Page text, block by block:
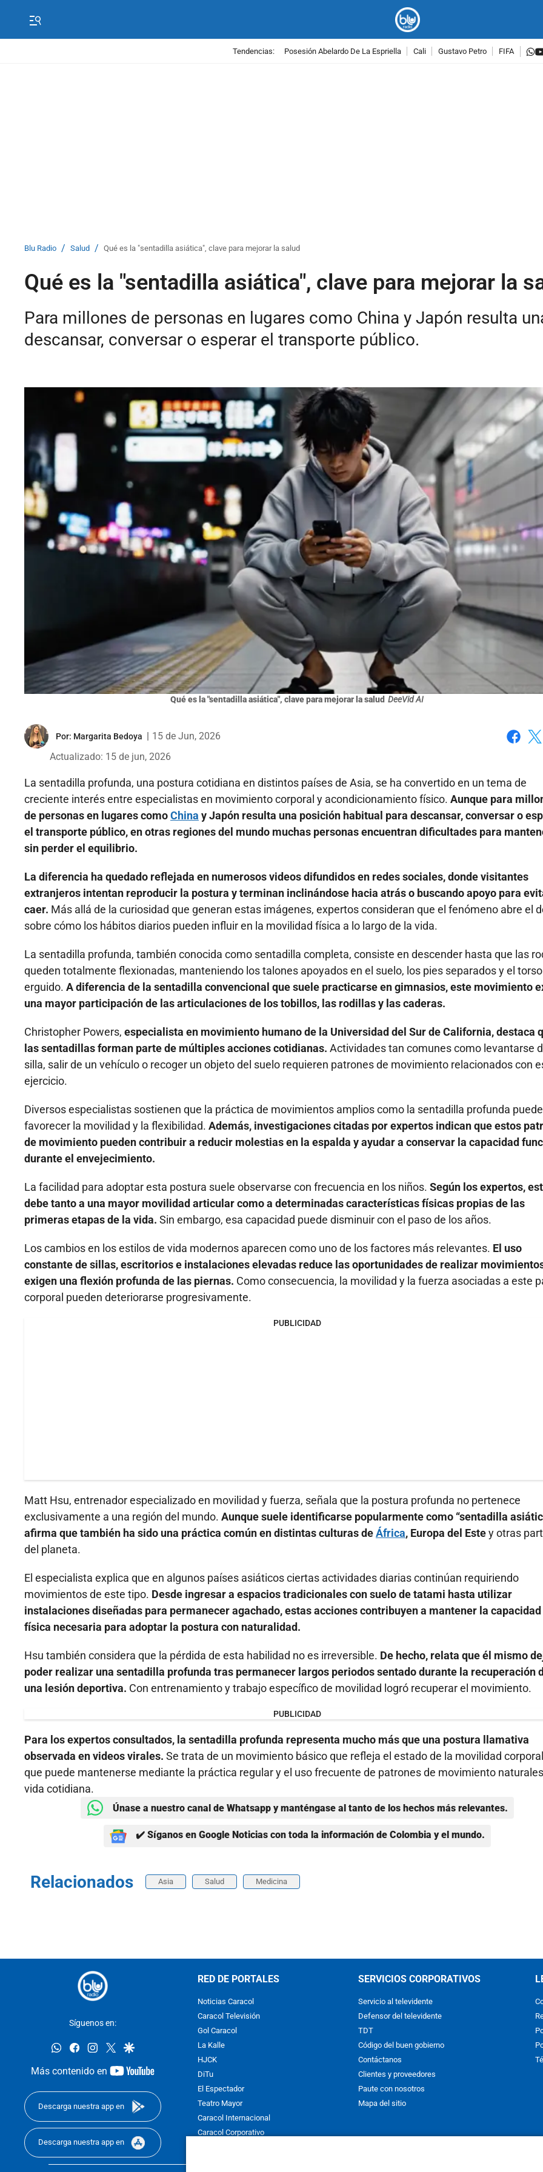
Tendencias: Posesión Abelardo De La Espriella Cali Gustavo Petro FIFA
Blu Radio / Salud / Qué es la "sentadilla asiática", clave para mejorar la salud
Qué es la "sentadilla asiática", clave para mejorar la
Para millones de personas en lugares como China y Japón resulta
descansar, conversar o esperar el transporte público.
Qué es la "sentadilla asiática", clave para mejorar la salud DeeVid AI
Por: Margarita Bedoya
15 de Jun, 2026
Actualizado: 15 de jun, 2026
La sentadilla profunda, una postura cotidiana en distintos países de Asia, se ha convertido en un tema de
creciente interés entre especialistas en movimiento corporal y acondicionamiento físico. Aunque para
de personas en lugares comoChina y Japón resulta una posición habitual para descansar, conversar o
el transporte público, en otras regiones del mundo muchas personas encuentran dificultades para
sin perder el equilibrio.
La diferencia ha quedado reflejada en numerosos videos difundidos en redes sociales, donde visitantes
extranjeros intentan reproducir la postura y terminan inclinándose hacia atrás o buscando apoyo para
caer. Más allá de la curiosidad que generan estas imágenes, expertos consideran que el fenómeno abre el
sobre cómo los hábitos diarios pueden influir en la movilidad física a lo largo de la vida.
La sentadilla profunda, también conocida como sentadilla completa, consiste en descender hasta que las
queden totalmente flexionadas, manteniendo los talones apoyados en el suelo, los pies separados y el torso
erguido. A diferencia de la sentadilla convencional que suele practicarse en gimnasios, este movimiento
una mayor participación de las articulaciones de los tobillos, las rodillas y las caderas.
Christopher Powers, especialista en movimiento humano de la Universidad del Sur de California, destaca
las sentadillas forman parte de múltiples acciones cotidianas. Actividades tan comunes como levantarse
silla, salir de un vehículo o recoger un objeto del suelo requieren patrones de movimiento relacionados con
ejercicio.
Diversos especialistas sostienen que la práctica de movimientos amplios como la sentadilla profunda puede
favorecer la movilidad y la flexibilidad. Además, investigaciones citadas por expertos indican que estos
de movimiento pueden contribuir a reducir molestias en la espalda y ayudar a conservar la capacidad
durante el envejecimiento.
La facilidad para adoptar esta postura suele observarse con frecuencia en los niños. Según los expertos,
debe tanto a una mayor movilidad articular como a determinadas características físicas propias de las
primeras etapas de la vida. Sin embargo, esa capacidad puede disminuir con el paso de los años.
Los cambios en los estilos de vida modernos aparecen como uno de los factores más relevantes. El uso
constante de sillas, escritorios e instalaciones elevadas reduce las oportunidades de realizar
exigen una flexión profunda de las piernas. Como consecuencia, la movilidad y la fuerza asociadas a este
corporal pueden deteriorarse progresivamente.
PUBLICIDAD
Matt Hsu, entrenador especializado en movilidad y fuerza, señala que la postura profunda no pertenece
exclusivamente a una región del mundo. Aunque suele identificarse popularmente como “sentadilla
afirma que también ha sido una práctica común en distintas culturas deÁfrica, Europa del Estey otras
del planeta.
El especialista explica que en algunos países asiáticos ciertas actividades diarias continúan requiriendo
movimientos de este tipo. Desde ingresar a espacios tradicionales con suelo de tatami hasta utilizar
instalaciones diseñadas para permanecer agachado, estas acciones contribuyen a mantener la capacidad
física necesaria para adoptar la postura con naturalidad.
Hsu también considera que la pérdida de esta habilidad no es irreversible. De hecho, relata que él mismo
poder realizar una sentadilla profunda tras permanecer largos periodos sentado durante la recuperación
una lesión deportiva. Con entrenamiento y trabajo específico de movilidad logró recuperar el movimiento.
PUBLICIDAD
Para los expertos consultados, la sentadilla profunda representa mucho más que una postura llamativa
observada en videos virales. Se trata de un movimiento básico que refleja el estado de la movilidad
que puede mantenerse mediante la práctica regular y el uso frecuente de patrones de movimiento
vida cotidiana.
Únase a nuestro canal de Whatsapp y manténgase al tanto de los hechos más relevantes.
✔️ Síganos en Google Noticias con toda la información de Colombia y el mundo.
Relacionados Asia Salud Medicina
Síguenos en:
whatsappfacebookinstagram
twittergoogle
Más contenido en
youtube-
Descarga nuestra app en
Descarga nuestra app en
RED DE PORTALES
Noticias Caracol
Caracol Televisión
Gol Caracol
La Kalle
HJCK
DiTu
El Espectador
Teatro Mayor
Caracol Internacional
Caracol Corporativo
SERVICIOS CORPORATIVOS
Servicio al televidente
Defensor del televidente
TDT
Código del buen gobierno
Contáctanos
Clientes y proveedores
Paute con nosotros
Mapa del sitio